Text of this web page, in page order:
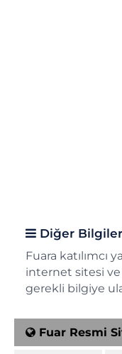
Diğer Bilgiler
Fuara katılımcı
internet sitesi ve
gerekli bilgiye
Fuar Resmi